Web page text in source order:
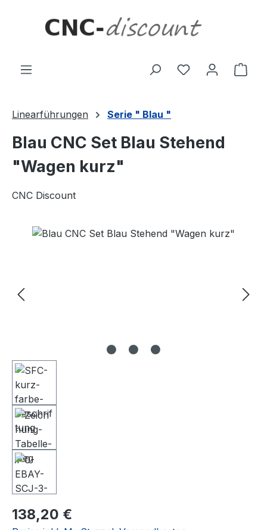
Linearführungen Serie " Blau "
Blau CNC Set Blau Stehend
"Wagen kurz"
CNC Discount
Bildergalerie überspringen
Regulärer Preis:
138,20 €